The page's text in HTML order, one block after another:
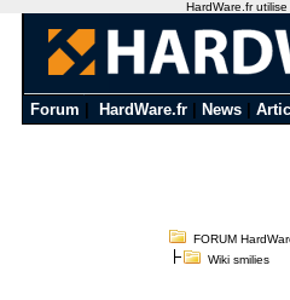
Forum HardWare.fr News
FORUM
Wiki smilies
HardWare.fr